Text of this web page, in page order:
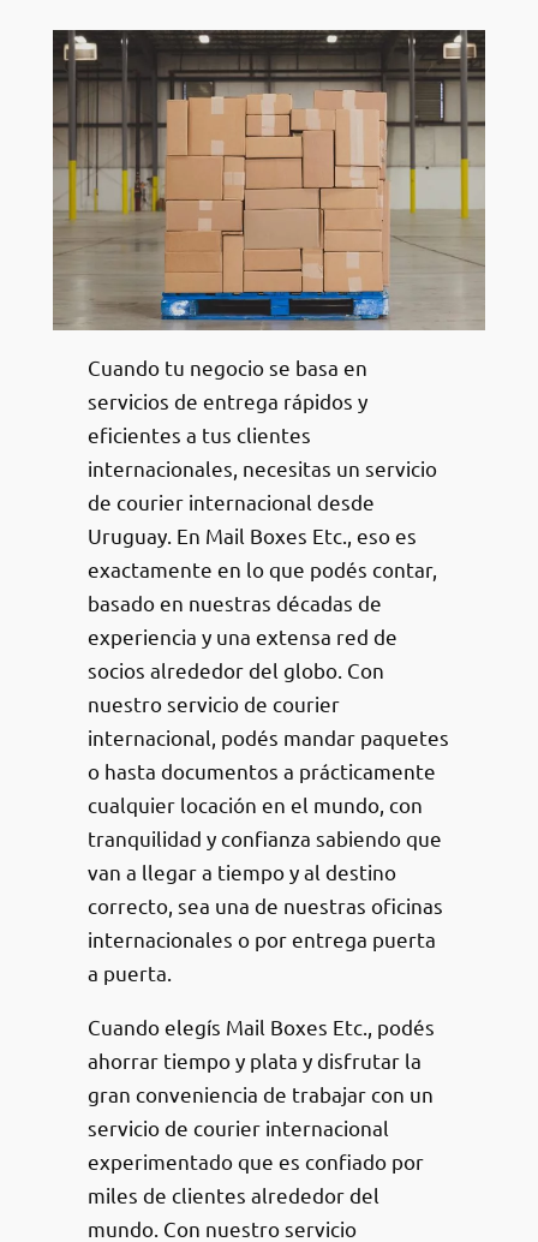
Cuando tu negocio se basa en
servicios de entrega rápidos y
eficientes a tus clientes
internacionales, necesitas un servicio
de courier internacional desde
Uruguay. En Mail Boxes Etc., eso es
exactamente en lo que podés contar,
basado en nuestras décadas de
experiencia y una extensa red de
socios alrededor del globo. Con
nuestro servicio de courier
internacional, podés mandar paquetes
o hasta documentos a prácticamente
cualquier locación en el mundo, con
tranquilidad y confianza sabiendo que
van a llegar a tiempo y al destino
correcto, sea una de nuestras oficinas
internacionales o por entrega puerta
a puerta.
Cuando elegís Mail Boxes Etc., podés
ahorrar tiempo y plata y disfrutar la
gran conveniencia de trabajar con un
servicio de courier internacional
experimentado que es confiado por
miles de clientes alrededor del
mundo. Con nuestro servicio